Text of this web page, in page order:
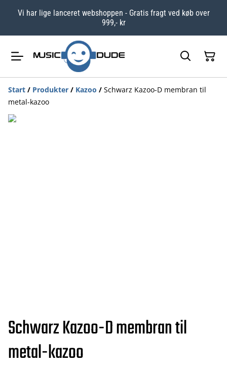
Vi har lige lanceret webshoppen - Gratis fragt ved køb over
999,- kr
Start / Produkter / Kazoo / Schwarz Kazoo-D membran til
metal-kazoo
Schwarz Kazoo-D membran til
metal-kazoo